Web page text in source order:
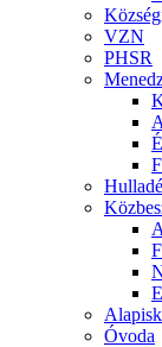
VZN
PHSR
Óvoda